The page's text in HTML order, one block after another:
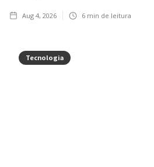
Aug 4, 2026 6 min de leitura
Tecnologia